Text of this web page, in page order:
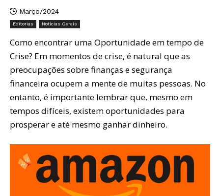
Março/2024
Editorias Notícias Gerais
Como encontrar uma Oportunidade em tempo de
Crise? Em momentos de crise, é natural que as
preocupações sobre finanças e segurança
financeira ocupem a mente de muitas pessoas. No
entanto, é importante lembrar que, mesmo em
tempos difíceis, existem oportunidades para
prosperar e até mesmo ganhar dinheiro.